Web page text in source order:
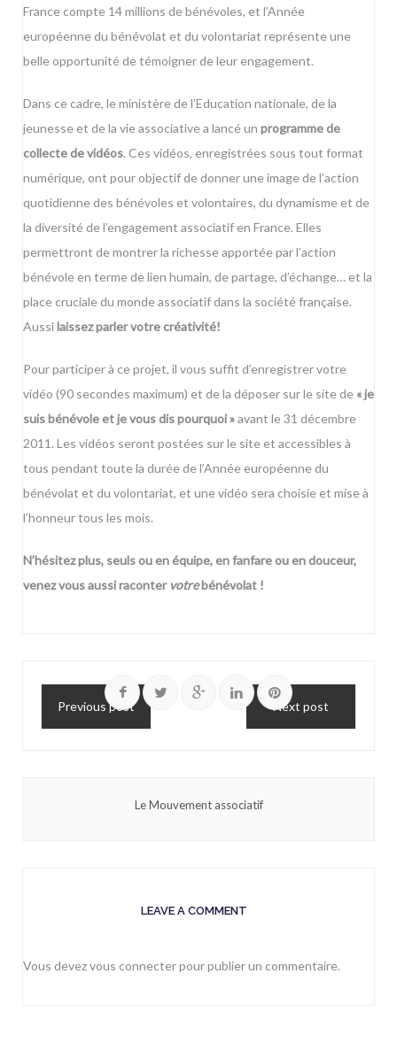
France compte 14 millions de bénévoles, et l’Année
européenne du bénévolat et du volontariat représente une
belle opportunité de témoigner de leur engagement.
Dans ce cadre, le ministère de l’Education nationale, de la
jeunesse et de la vie associative a lancé un programme de
collecte de vidéos. Ces vidéos, enregistrées sous tout format
numérique, ont pour objectif de donner une image de l’action
quotidienne des bénévoles et volontaires, du dynamisme et de
la diversité de l’engagement associatif en France. Elles
permettront de montrer la richesse apportée par l’action
bénévole en terme de lien humain, de partage, d’échange… et la
place cruciale du monde associatif dans la société française.
Aussilaissez parler votre créativité!
Pour participer à ce projet, il vous suffit d’enregistrer votre
vidéo (90 secondes maximum) et de la déposer sur le site de « je
suis bénévole et je vous dis pourquoi »avant le 31 décembre
2011. Les vidéos seront postées sur le site et accessibles à
tous pendant toute la durée de l’Année européenne du
bénévolat et du volontariat, et une vidéo sera choisie et mise à
l’honneur tous les mois.
N’hésitez plus, seuls ou en équipe, en fanfare ou en douceur,
venez vous aussi raconter votrebénévolat !
Previous post Next post
Le Mouvement associatif
LEAVE A COMMENT
Vous devezvous connecterpour publier un commentaire.